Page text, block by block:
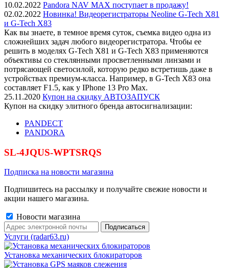
10.02.2022 Pandora NAV MAX поступает в продажу!
02.02.2022 Новинка! Видеорегистраторы Neoline G-Tech X81
и G-Tech X83
Как вы знаете, в темное время суток, съемка видео одна из
сложнейших задач любого видеорегистратора. Чтобы ее
решить в моделях G-Tech X81 и G-Tech X83 применяются
объективы со стеклянными просветленными линзами и
потрясающей светосилой, которую редко встретишь даже в
устройствах премиум-класса. Например, в G-Tech X83 она
составляет F1.5, как у IPhone 13 Pro Max.
25.11.2020 Купон на скидку АВТОЗАПУСК
Купон на скидку элитного бренда автосигнализации:
PANDECT
PANDORA
SL-4JQUS-WPTSRQS
Подписка на новости магазина
Подпишитесь на рассылку и получайте свежие новости и
акции нашего магазина.
Новости магазина
Услуги (radar63.ru)
Установка механических блокираторов